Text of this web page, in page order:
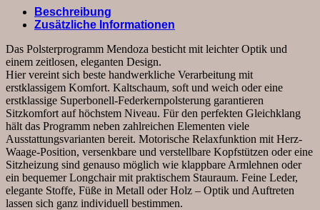
mit
2,5-
Sitzer,
Relaxfunktion
motorisch,
Bettkasten,
Stoff,
Latte
Menge
Beschreibung
Zusätzliche Informationen
Das Polsterprogramm Mendoza besticht mit leichter Optik und
einem zeitlosen, eleganten Design.
Hier vereint sich beste handwerkliche Verarbeitung mit
erstklassigem Komfort. Kaltschaum, soft und weich oder eine
erstklassige Superbonell-Federkernpolsterung garantieren
Sitzkomfort auf höchstem Niveau. Für den perfekten Gleichklang
hält das Programm neben zahlreichen Elementen viele
Ausstattungsvarianten bereit. Motorische Relaxfunktion mit Herz-
Waage-Position, versenkbare und verstellbare Kopfstützen oder eine
Sitzheizung sind genauso möglich wie klappbare Armlehnen oder
ein bequemer Longchair mit praktischem Stauraum. Feine Leder,
elegante Stoffe, Füße in Metall oder Holz – Optik und Auftreten
lassen sich ganz individuell bestimmen.